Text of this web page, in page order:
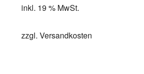
inkl. 19 % MwSt.
zzgl. Versandkosten